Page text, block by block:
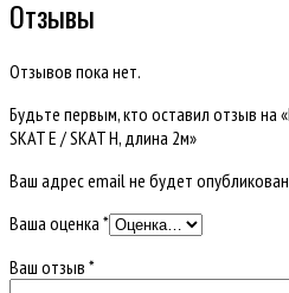
Отзывы
Отзывов пока нет.
Будьте первым, кто оставил отзыв на
SKAT E / SKAT H, длина 2м»
Ваш адрес email не будет
Ваша оценка *
Ваш отзыв *